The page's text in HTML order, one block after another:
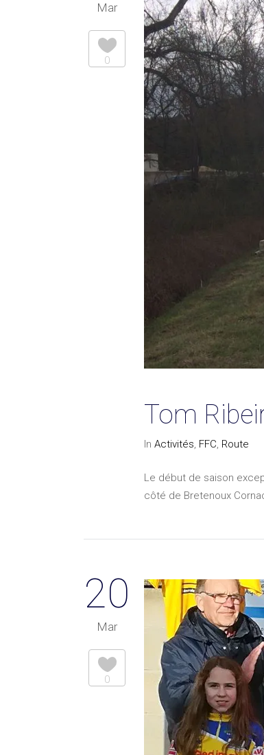
Mar
0
Tom
In Activités, FFC, Route
Le début de saison
côté de Bretenoux
20
Mar
0